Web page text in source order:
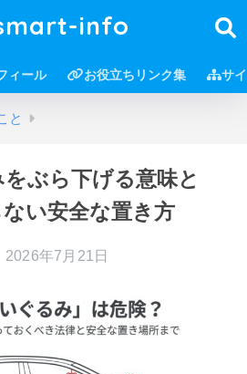
info
ィール お役立ちリンク集 サ
と
ぶら下げる意味と
い安全な置き方
2026年7月21日